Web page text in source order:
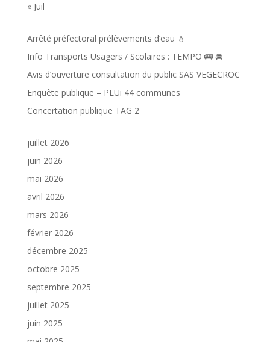
« Juil
Arrêté préfectoral prélèvements d’eau 💧
Info Transports Usagers / Scolaires : TEMPO 🚌 🚘️
Avis d’ouverture consultation du public SAS VEGECROC
Enquête publique – PLUi 44 communes
Concertation publique TAG 2
juillet 2026
juin 2026
mai 2026
avril 2026
mars 2026
février 2026
décembre 2025
octobre 2025
septembre 2025
juillet 2025
juin 2025